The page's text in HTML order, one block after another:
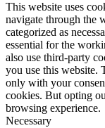
This website uses
navigate through the
categorized as
essential for the
also use third-party
you use this website.
only with your
cookies. But opting
browsing experience.
Necessary